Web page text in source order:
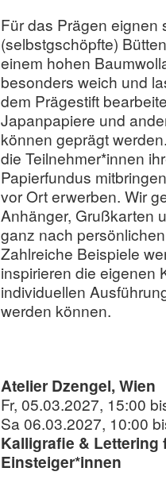
Für das Prägen eignen
(selbstgschöpfte)
einem hohen
besonders weich und
dem Prägestift
Japanpapiere und
können geprägt
die Teilnehmer*innen
Papierfundus
vor Ort erwerben. Wir
Anhänger, Grußkarten
ganz nach
Zahlreiche Beispiele
inspirieren die eigenen
individuellen
werden können.
Atelier Dzengel, Wien
Fr, 05.03.2027, 15:00
Sa 06.03.2027, 10:00
Kalligrafie & Lettering
Einsteiger*innen